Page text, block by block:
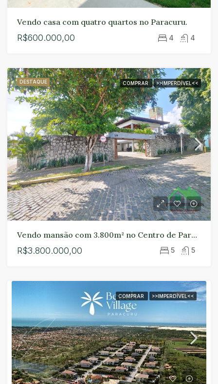
Vendo casa com quatro quartos no Paracuru.
R$600.000,00 4 4
DESTAQUE COMPRAR >>IMPERDÍVEL<<
Vendo mansão com 3.800m² no Centro de Paracuru.
R$3.800.000,00 5 5
COMPRAR >>IMPERDÍVEL<<